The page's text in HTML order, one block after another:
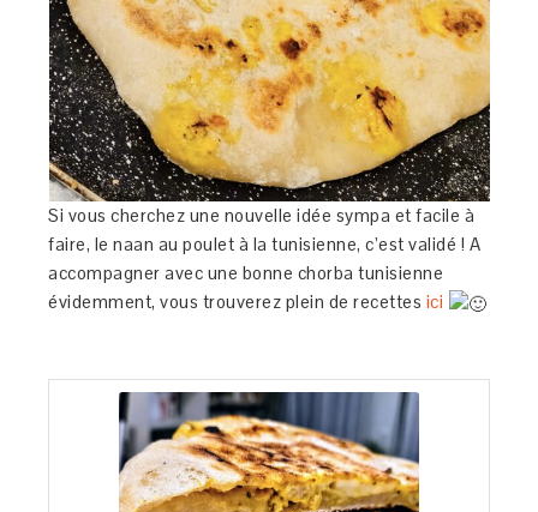
Si vous cherchez une nouvelle idée sympa et facile à
faire, le naan au poulet à la tunisienne, c’est validé ! A
accompagner avec une bonne chorba tunisienne
évidemment, vous trouverez plein de recettes ici